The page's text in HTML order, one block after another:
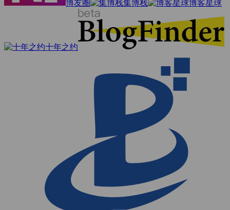
博友圈 集博栈 博客星球
十年之约